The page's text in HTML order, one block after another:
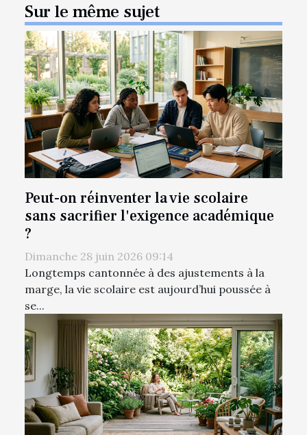
Sur le même sujet
Peut-on réinventer la vie scolaire
sans sacrifier l'exigence académique
?
Dimanche 28 juin 2026 09:14
Longtemps cantonnée à des ajustements à la
marge, la vie scolaire est aujourd’hui poussée à
se...